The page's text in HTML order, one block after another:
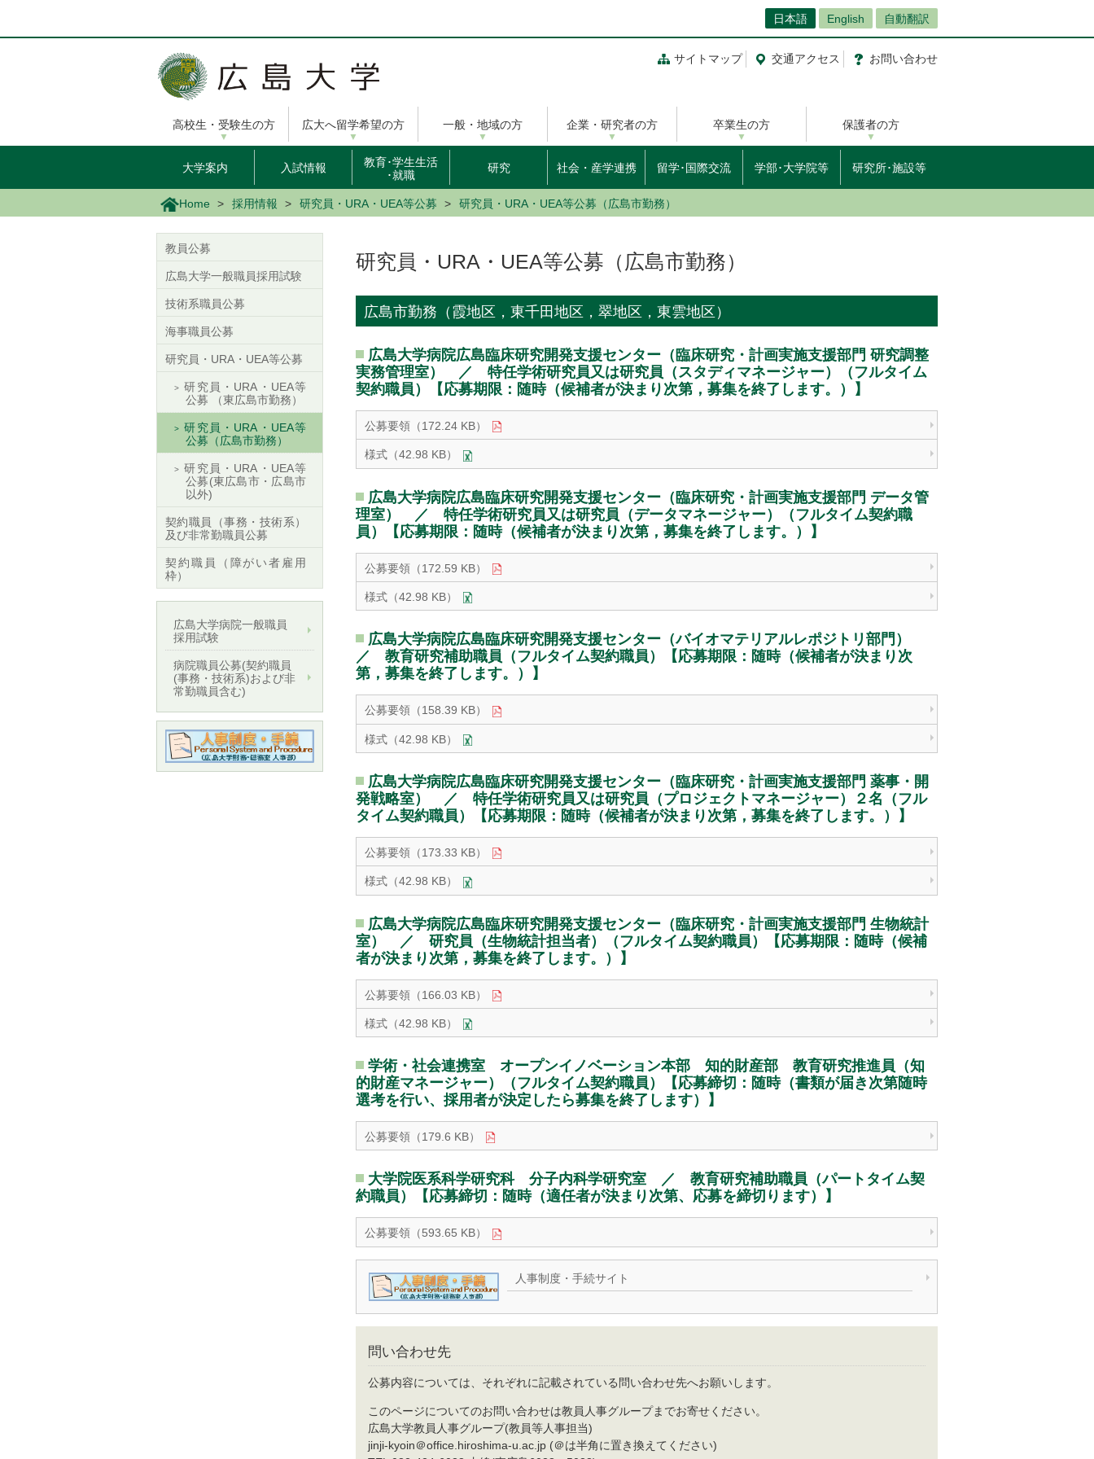
ン
に
日本語 English 自動翻訳
サイトマップ 交通アクセス お問い合わせ
高校生・受験生の方 広大へ留学希望の方 一般・地域の方 企業・研究者の方 卒業生の方 保護者の方
大学案内 入試情報
教育･学生生活
･就職
研究 社会・産学連携 留学･国際交流 学部･大学院等 研究所･施設等
Home 採用情報 研究員・URA・UEA等公募 研究員・URA・UEA等公募（広島市勤務）
研究員・URA・UEA等公募（広島市勤務）
広島市勤務（霞地区，東千田地区，翠地区，東雲地区）
広島大学病院広島臨床研究開発支援センター（臨床研究・計画実施支援部門 研究調整
実務管理室） ／ 特任学術研究員又は研究員（スタディマネージャー）（フルタイム
契約職員）【応募期限：随時（候補者が決まり次第，募集を終了します。）】
公募要領（172.24 KB）
様式（42.98 KB）
広島大学病院広島臨床研究開発支援センター（臨床研究・計画実施支援部門 データ管
理室） ／ 特任学術研究員又は研究員（データマネージャー）（フルタイム契約職
員）【応募期限：随時（候補者が決まり次第，募集を終了します。）】
公募要領（172.59 KB）
様式（42.98 KB）
広島大学病院広島臨床研究開発支援センター（バイオマテリアルレポジトリ部門）
／ 教育研究補助職員（フルタイム契約職員）【応募期限：随時（候補者が決まり次
第，募集を終了します。）】
公募要領（158.39 KB）
様式（42.98 KB）
広島大学病院広島臨床研究開発支援センター（臨床研究・計画実施支援部門 薬事・開
発戦略室） ／ 特任学術研究員又は研究員（プロジェクトマネージャー）２名（フル
タイム契約職員）【応募期限：随時（候補者が決まり次第，募集を終了します。）】
公募要領（173.33 KB）
様式（42.98 KB）
広島大学病院広島臨床研究開発支援センター（臨床研究・計画実施支援部門 生物統計
室） ／ 研究員（生物統計担当者）（フルタイム契約職員）【応募期限：随時（候補
者が決まり次第，募集を終了します。）】
公募要領（166.03 KB）
様式（42.98 KB）
学術・社会連携室 オープンイノベーション本部 知的財産部 教育研究推進員（知
的財産マネージャー）（フルタイム契約職員）【応募締切：随時（書類が届き次第随時
選考を行い、採用者が決定したら募集を終了します）】
公募要領（179.6 KB）
大学院医系科学研究科 分子内科学研究室 ／ 教育研究補助職員（パートタイム契
約職員）【応募締切：随時（適任者が決まり次第、応募を締切ります）】
公募要領（593.65 KB）
人事制度・手続サイト
問い合わせ先
公募内容については、それぞれに記載されている問い合わせ先へお願いします。
このページについてのお問い合わせは教員人事グループまでお寄せください。
広島大学教員人事グループ(教員等人事担当)
jinji-kyoin＠office.hiroshima-u.ac.jp (＠は半角に置き換えてください)
教員公募
広島大学一般職員採用試験
技術系職員公募
海事職員公募
研究員・URA・UEA等公募
研究員・URA・UEA等
公募 （東広島市勤務）
研究員・URA・UEA等
公募（広島市勤務）
研究員・URA・UEA等
公募(東広島市・広島市
以外)
契約職員（事務・技術系）
及び非常勤職員公募
契約職員（障がい者雇用
枠）
広島大学病院一般職員
採用試験
病院職員公募(契約職員
(事務・技術系)および非
常勤職員含む)